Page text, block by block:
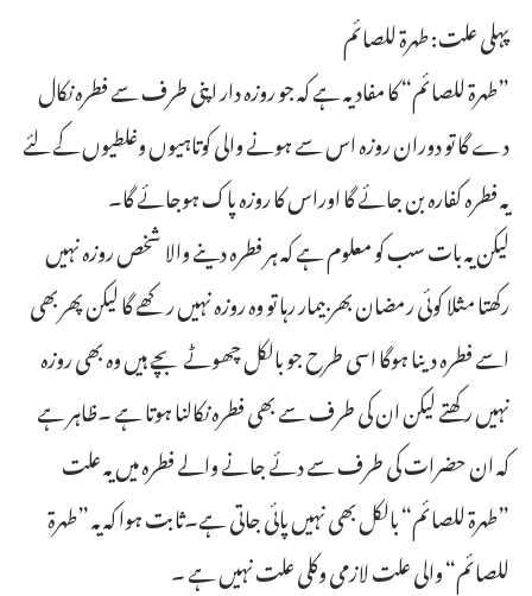
پہلی علت: طهرة للصائم
”طهرة للصائم“ کا مفاد یہ ہے کہ جو روزہ دار اپنی طرف سے فطرہ نکال
دے گا تو دوران روزہ اس سے ہونے والی کوتاہیوں وغلطیوں کے لئے
یہ فطرہ کفارہ بن جائے گا اوراس کا روزہ پاک ہوجائے گا۔
لیکن یہ بات سب کو معلوم ہے کہ ہر فطرہ دینے والا شخص روزہ نہیں
رکھتا مثلا کوئی رمضان بھر بیمار رہا تو وہ روزہ نہیں رکھے گا لیکن پھربھی
اسے فطرہ دینا ہوگا اسی طرح جو بالکل چھوٹے بچے ہیں وہ بھی روزہ
نہیں رکھتے لیکن ان کی طرف سے بھی فطرہ نکالنا ہوتا ہے ۔ظاہر ہے
کہ ان حضرات کی طرف سے دئے جانے والے فطرہ میں یہ علت
”طهرة للصائم“ بالکل بھی نہیں پائی جاتی ہے۔ثابت ہوا کہ یہ ”طهرة
للصائم“ والی علت لازمی وکلی علت نہیں ہے ۔